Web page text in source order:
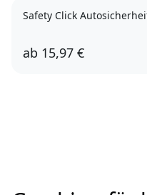
Safety Click
ab 15,97 €